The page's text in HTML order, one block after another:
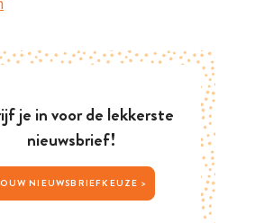
je in voor de lekkerste
nieuwsbrief!
JOUW NIEUWSBRIEFKEUZE >